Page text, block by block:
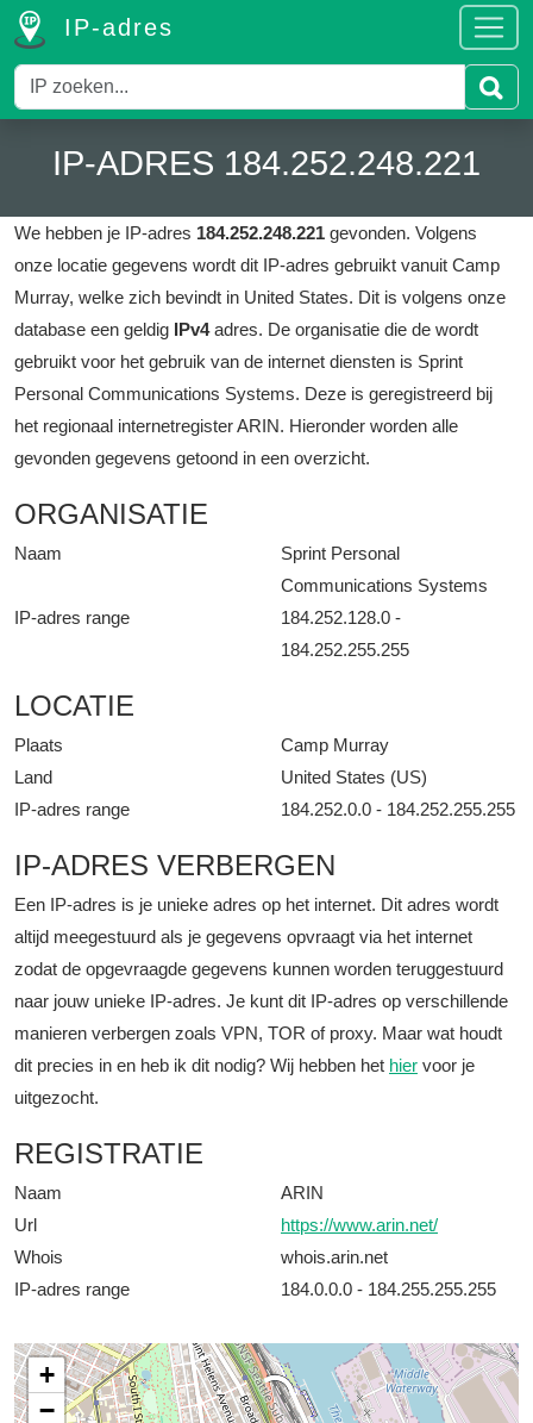
IP-adres
IP-ADRES 184.252.248.221
We hebben je IP-adres 184.252.248.221 gevonden. Volgens
onze locatie gegevens wordt dit IP-adres gebruikt vanuit Camp
Murray, welke zich bevindt in United States. Dit is volgens onze
database een geldig IPv4adres. De organisatie die de wordt
gebruikt voor het gebruik van de internet diensten is Sprint
Personal Communications Systems. Deze is geregistreerd bij
het regionaal internetregister ARIN. Hieronder worden alle
gevonden gegevens getoond in een overzicht.
ORGANISATIE
Naam
Sprint Personal
Communications Systems
IP-adres range
184.252.128.0 -
184.252.255.255
LOCATIE
Plaats
Camp Murray
Land
United States (US)
IP-adres range
184.252.0.0 - 184.252.255.255
IP-ADRES VERBERGEN
Een IP-adres is je unieke adres op het internet. Dit adres wordt
altijd meegestuurd als je gegevens opvraagt via het internet
zodat de opgevraagde gegevens kunnen worden teruggestuurd
naar jouw unieke IP-adres. Je kunt dit IP-adres op verschillende
manieren verbergen zoals VPN, TOR of proxy. Maar wat houdt
dit precies in en heb ik dit nodig? Wij hebben het hier voor je
uitgezocht.
REGISTRATIE
Naam
ARIN
Url
https://www.arin.net/
Whois
whois.arin.net
IP-adres range
184.0.0.0 - 184.255.255.255
+
−